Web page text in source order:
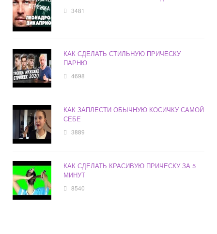
3481
КАК СДЕЛАТЬ СТИЛЬНУЮ ПРИЧЕСКУ
ПАРНЮ
4698
КАК ЗАПЛЕСТИ ОБЫЧНУЮ КОСИЧКУ САМОЙ
СЕБЕ
3889
КАК СДЕЛАТЬ КРАСИВУЮ ПРИЧЕСКУ ЗА 5
МИНУТ
8540